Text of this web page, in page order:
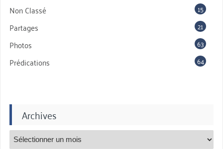
Non Classé 15
Partages 21
Photos 63
Prédications 64
Archives